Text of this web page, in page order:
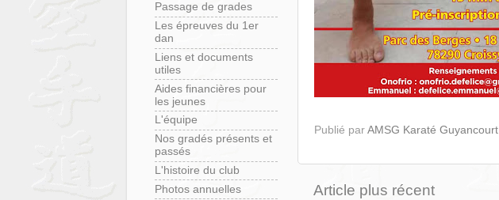
Publié par AMSG Karaté Guyancourt
Article plus récent
Passage de grades
Les épreuves du 1er
dan
Liens et documents
utiles
Aides financières pour
les jeunes
L'équipe
Nos gradés présents et
passés
L'histoire du club
Photos annuelles